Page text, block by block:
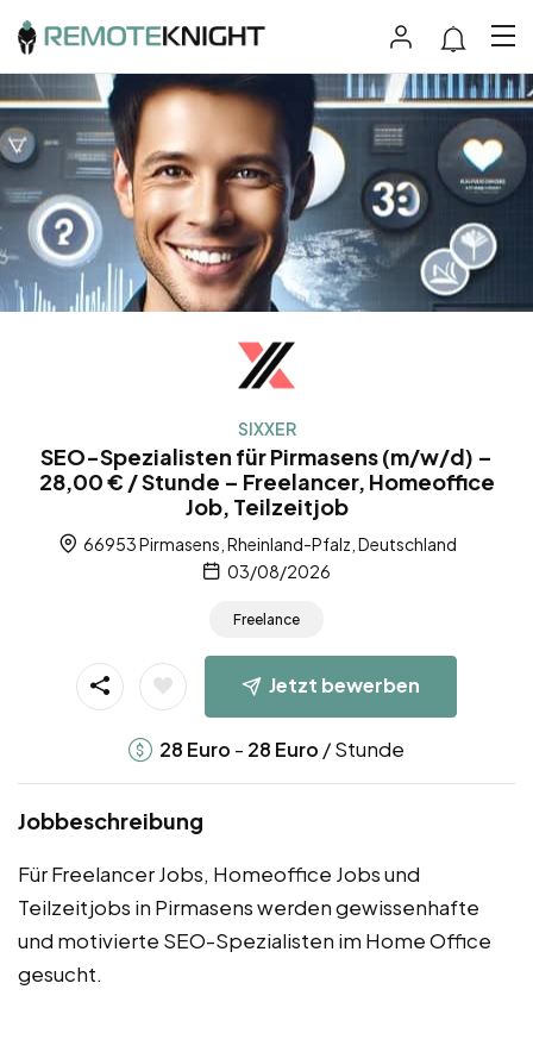
SIXXER
SEO-Spezialisten für Pirmasens (m/w/d) –
28,00 € / Stunde – Freelancer, Homeoffice
Job, Teilzeitjob
66953 Pirmasens, Rheinland-Pfalz, Deutschland
03/08/2026
Freelance
Jetzt bewerben
28 Euro - 28 Euro / Stunde
Jobbeschreibung
Für Freelancer Jobs, Homeoffice Jobs und
Teilzeitjobs in Pirmasens werden gewissenhafte
und motivierte SEO-Spezialisten im Home Office
gesucht.